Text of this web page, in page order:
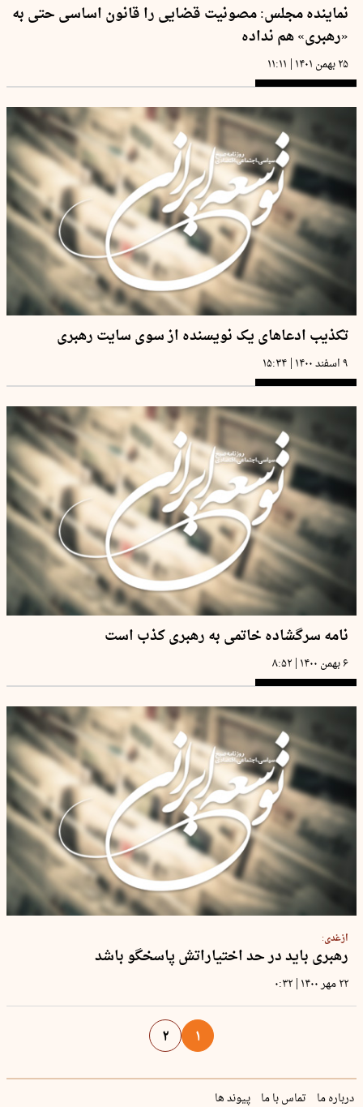
نماینده مجلس: مصونیت قضایی را قانون اساسی حتی به
«رهبری» هم نداده
۲۵ بهمن ۱۴۰۱ | ۱۱:۱۱
تکذیب ادعاهای یک نویسنده از سوی سایت رهبری
۹ اسفند ۱۴۰۰ | ۱۵:۳۴
نامه سرگشاده خاتمی به رهبری کذب است
۶ بهمن ۱۴۰۰ | ۸:۵۲
ازغدی:
رهبری باید در حد اختیاراتش پاسخگو باشد
۲۲ مهر ۱۴۰۰ | ۰:۳۲
۱ ۲
درباره ما تماس با ما پیوند ها